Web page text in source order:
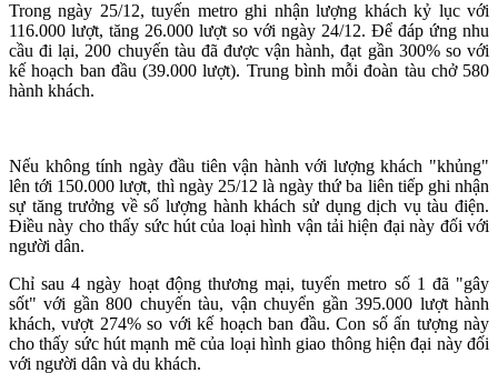
Trong ngày 25/12, tuyến metro ghi nhận lượng khách kỷ lục với
116.000 lượt, tăng 26.000 lượt so với ngày 24/12. Để đáp ứng nhu
cầu đi lại, 200 chuyến tàu đã được vận hành, đạt gần 300% so với
kế hoạch ban đầu (39.000 lượt). Trung bình mỗi đoàn tàu chở 580
hành khách.
Nếu không tính ngày đầu tiên vận hành với lượng khách "khủng"
lên tới 150.000 lượt, thì ngày 25/12 là ngày thứ ba liên tiếp ghi nhận
sự tăng trưởng về số lượng hành khách sử dụng dịch vụ tàu điện.
Điều này cho thấy sức hút của loại hình vận tải hiện đại này đối với
người dân.
Chỉ sau 4 ngày hoạt động thương mại, tuyến metro số 1 đã "gây
sốt" với gần 800 chuyến tàu, vận chuyển gần 395.000 lượt hành
khách, vượt 274% so với kế hoạch ban đầu. Con số ấn tượng này
cho thấy sức hút mạnh mẽ của loại hình giao thông hiện đại này đối
với người dân và du khách.